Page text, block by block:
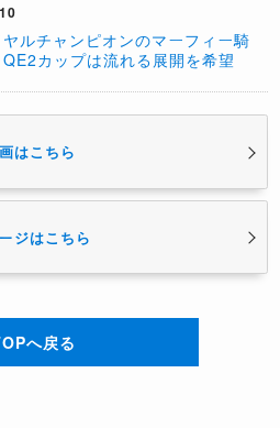
ヤルチャンピオンのマーフィー騎
カップは流れる展開を希望
はこちら
ジはこちら
へ戻る